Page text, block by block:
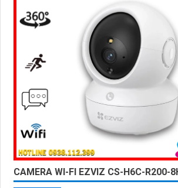
CAMERA WI-FI EZVIZ CS-H6C-R200-